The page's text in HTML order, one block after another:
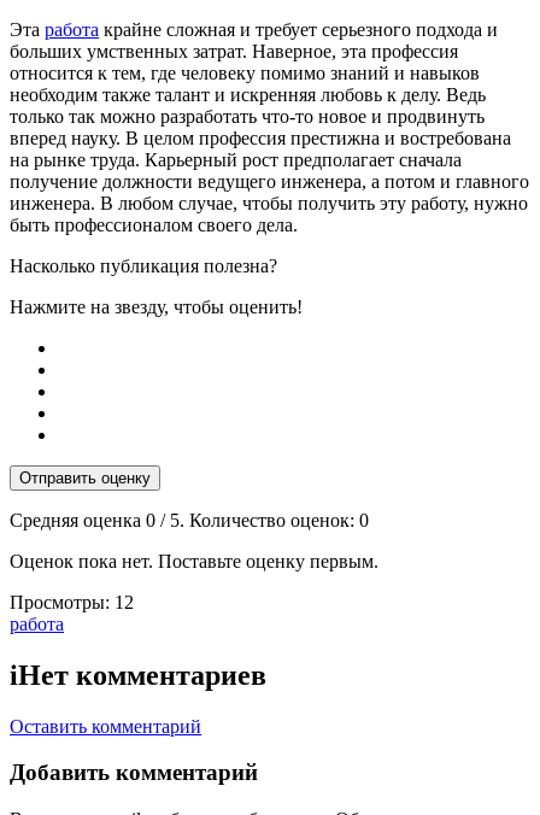
Эта работа крайне сложная и требует серьезного подхода и
больших умственных затрат. Наверное, эта профессия
относится к тем, где человеку помимо знаний и навыков
необходим также талант и искренняя любовь к делу. Ведь
только так можно разработать что-то новое и продвинуть
вперед науку. В целом профессия престижна и востребована
на рынке труда. Карьерный рост предполагает сначала
получение должности ведущего инженера, а потом и главного
инженера. В любом случае, чтобы получить эту работу, нужно
быть профессионалом своего дела.
Насколько публикация полезна?
Нажмите на звезду, чтобы оценить!
Отправить оценку
Средняя оценка 0 / 5. Количество оценок: 0
Оценок пока нет. Поставьте оценку первым.
Просмотры: 12
Тэги:
работа
iНет комментариев
Оставить комментарий
Добавить комментарий